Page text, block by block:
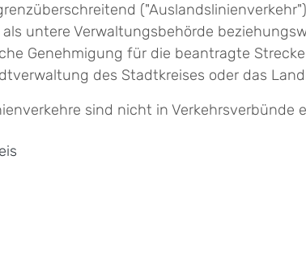
untere Verwaltungsbehörde
Genehmigung für die beantragte
des Stadtkreises oder das
sind nicht in Verkehrsverbünde